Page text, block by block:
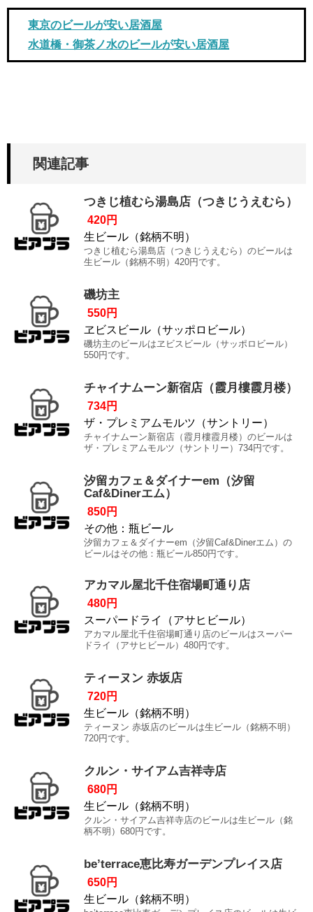
東京のビールが安い居酒屋
水道橋・御茶ノ水のビールが安い居酒屋
関連記事
つきじ植むら湯島店（つきじうえむら）
420円
生ビール（銘柄不明）
つきじ植むら湯島店（つきじうえむら）のビールは
生ビール（銘柄不明）420円です。
磯坊主
550円
ヱビスビール（サッポロビール）
磯坊主のビールはヱビスビール（サッポロビール）
550円です。
チャイナムーン新宿店（霞月樓霞月楼）
734円
ザ・プレミアムモルツ（サントリー）
チャイナムーン新宿店（霞月樓霞月楼）のビールは
ザ・プレミアムモルツ（サントリー）734円です。
汐留カフェ＆ダイナーem（汐留
Caf&Dinerエム）
850円
その他：瓶ビール
汐留カフェ＆ダイナーem（汐留Caf&Dinerエム）の
ビールはその他：瓶ビール850円です。
アカマル屋北千住宿場町通り店
480円
スーパードライ（アサヒビール）
アカマル屋北千住宿場町通り店のビールはスーパー
ドライ（アサヒビール）480円です。
ティーヌン 赤坂店
720円
生ビール（銘柄不明）
ティーヌン 赤坂店のビールは生ビール（銘柄不明）
720円です。
クルン・サイアム吉祥寺店
680円
生ビール（銘柄不明）
クルン・サイアム吉祥寺店のビールは生ビール（銘
柄不明）680円です。
be’terrace恵比寿ガーデンプレイス店
650円
生ビール（銘柄不明）